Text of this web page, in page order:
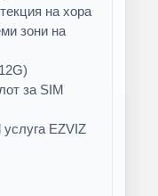
на хора
зони на
за SIM
EZVIZ